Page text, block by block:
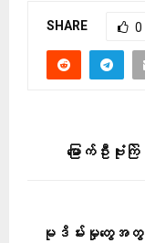
SHARE 0
မြောက်ဦးဗုံ
မုဒိမ်းမှုတွေအ